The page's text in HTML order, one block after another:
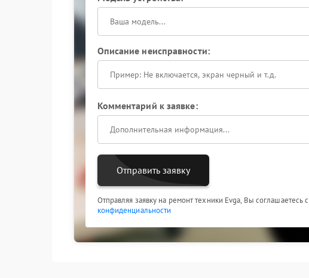
Описание неисправности:
Комментарий к заявке:
Отправить заявку
Отправляя заявку на ремонт техники Evga, Вы соглашаетесь с
конфиденциальности